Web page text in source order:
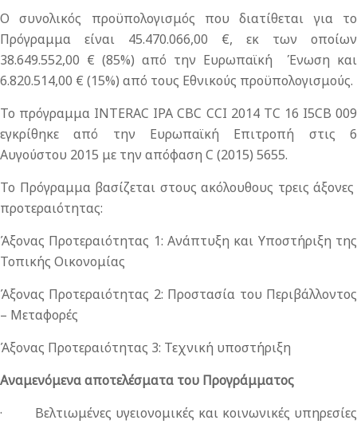
Ο συνολικός προϋπολογισμός που διατίθεται για το
Πρόγραμμα είναι 45.470.066,00 €, εκ των οποίων
38.649.552,00 € (85%) από την Ευρωπαϊκή Ένωση και
6.820.514,00 € (15%) από τους Εθνικούς προϋπολογισμούς.
Το πρόγραμμα INTERAC IPA CBC CCI 2014 TC 16 I5CB 009
εγκρίθηκε από την Ευρωπαϊκή Επιτροπή στις 6
Αυγούστου 2015 με την απόφαση C (2015) 5655.
Το Πρόγραμμα βασίζεται στους ακόλουθους τρεις άξονες
προτεραιότητας:
Άξονας Προτεραιότητας 1: Ανάπτυξη και Υποστήριξη της
Τοπικής Οικονομίας
Άξονας Προτεραιότητας 2: Προστασία του Περιβάλλοντος
– Μεταφορές
Άξονας Προτεραιότητας 3: Τεχνική υποστήριξη
Αναμενόμενα αποτελέσματα του Προγράμματος
· Βελτιωμένες υγειονομικές και κοινωνικές υπηρεσίες